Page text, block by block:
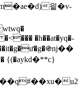
�h��at�yq�-
{(�aykԁ�**c}